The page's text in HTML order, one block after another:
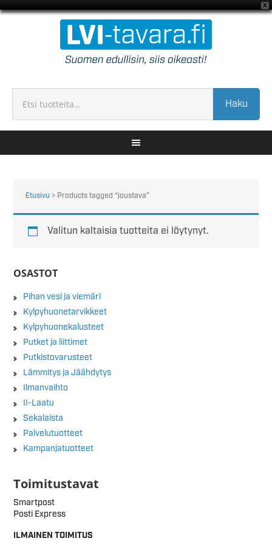
X
Haku
Etusivu > Products tagged “joustava”
Valitun kaltaisia tuotteita ei löytynyt.
OSASTOT
Pihan vesi ja viemäri
Kylpyhuonetarvikkeet
Kylpyhuonekalusteet
Putket ja liittimet
Putkistovarusteet
Lämmitys ja Jäähdytys
Ilmanvaihto
II-Laatu
Sekalaista
Palvelutuotteet
Kampanjatuotteet
Toimitustavat
Smartpost
Posti Express
ILMAINEN TOIMITUS